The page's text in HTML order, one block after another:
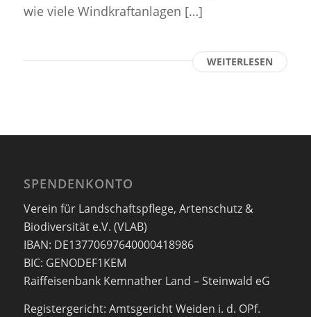
wie viele Windkraftanlagen […]
WEITERLESEN
SPENDENKONTO
Verein für Landschaftspflege, Artenschutz &
Biodiversität e.V. (VLAB)
IBAN: DE13770697640000418986
BIC: GENODEF1KEM
Raiffeisenbank Kemnather Land – Steinwald eG
Registergericht: Amtsgericht Weiden i. d. OPf.